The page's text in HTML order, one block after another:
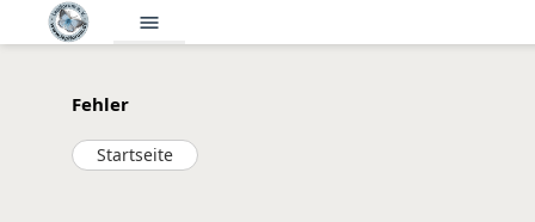
menu
Fehler
Startseite